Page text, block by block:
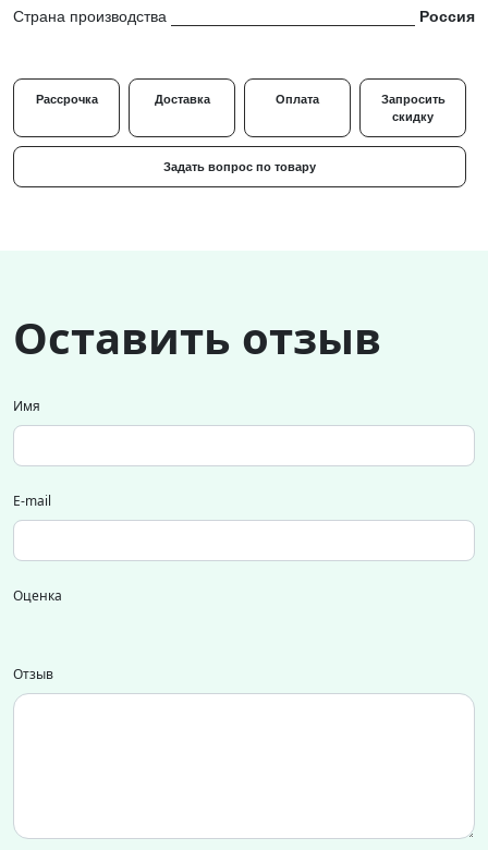
Страна производства Россия
Рассрочка Доставка Оплата
Запросить
скидку
Задать вопрос по товару
Оставить отзыв
Имя
E-mail
Оценка
Отзыв